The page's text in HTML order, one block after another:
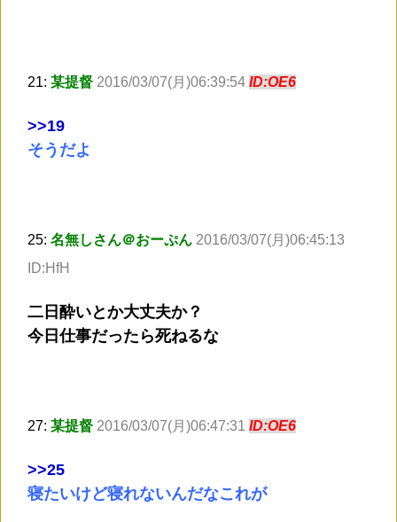
21: 某提督 2016/03/07(月)06:39:54 ID:OE6
>>19
そうだよ
25: 名無しさん＠おーぷん 2016/03/07(月)06:45:13
ID:HfH
二日酔いとか大丈夫か？
今日仕事だったら死ねるな
27: 某提督 2016/03/07(月)06:47:31 ID:OE6
>>25
寝たいけど寝れないんだなこれが